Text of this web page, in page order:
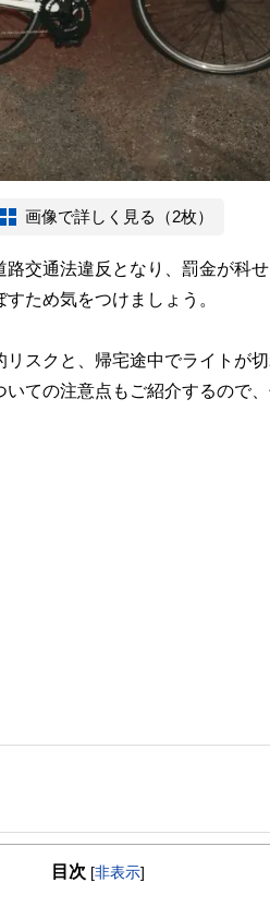
画像で詳しく見る（2枚）
交通法違反となり、罰金が科
ため気をつけましょう。
スクと、帰宅途中でライトが
ての注意点もご紹介するので
、日々の暮らしにどのような影響を与え
読者目線のコンテンツを追求しています。
目次 [非表示]